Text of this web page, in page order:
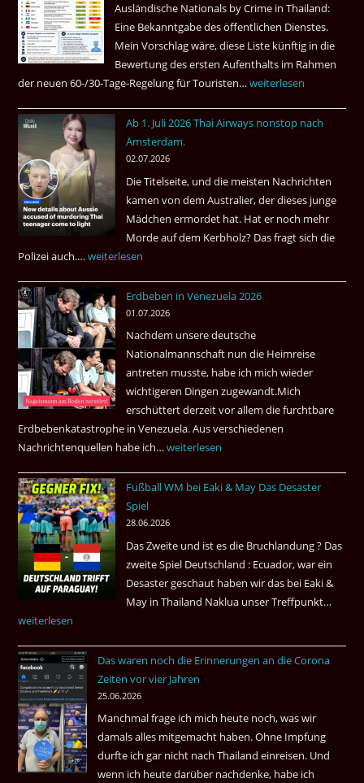
Gebiet
Ausländische Nationals by Crime in Thailand:
Eine Bekanntgabe des öffentlichen Dienstes.
Mein Vorschlag wäre, diese Liste künftig in die
Bewertung des ersten Aufenthalts im Rahmen
der neuen 60-/30-Tage-Regelung für Touristen…Tourismus:
Einreiseland
höchste
Kriminalität
aus?
weiterlesen
Ab 1. Juli 2026 Thai Airways nonstop nach
Amsterdam.
02.07.2026
Die Titelseite, und die meisten Nachrichten
kamen von dem Australier, der dieses junge
Mädchen ermordet hat. Hat er noch mehr
Morde auf dem Kerbholz? Das fragt sich die
Polizei auch.…Ab
Juli
2026
Thai
Airways
nonstop
nach
Amsterdam.
weiterlesen
Erdbeben in Venezuela 2026
01.07.2026
Nachdem unsere deutsche
Nationalmannschaft nun die Heimreise
antreten musste, habe ich mich wieder
wichtigeren Dingen zugewandt.Mich
erschüttert derzeit vor allem die furchtbare
Erdbebenkatastrophe in Venezuela. Aus verschiedenen
Nachrichtenquellen habe ich…Erdbeben
Venezuela
weiterlesen
Fußball WM bei Eaki & May Das Desaster
Spiel
28.06.2026
Das Zweite und ist es die Bruchlandung ? Das
zweite Spiel Deutschland : Ecuador, war ein
Desaster geschaut haben wir das bei Eaki &
May in Thailand Naklua unser Treffpunkt…
bei
weiterlesen
Das waren noch die Erinnerungen an die Corona
Zeiten vor vier Jahren
25.06.2026
Manchmal frage ich mich heute noch, was wir
damals alles mitgemacht haben. Ohne Impfung
durfte ich gar nicht nach Thailand einreisen. Und
wenn ich heute darüber nachdenke, habe ich